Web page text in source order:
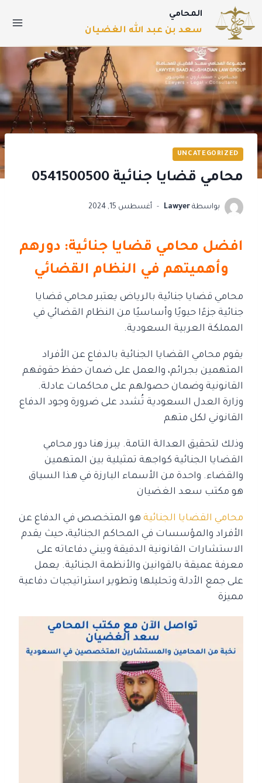
المحامي
سعد بن عبد الله الغضيان
UNCATEGORIZED
محامي قضايا جنائية 0541500500
بواسطة Lawyer أغسطس 15, 2024
افضل محامي قضايا جنائية: دورهم
وأهميتهم في النظام القضائي
محامي قضايا جنائية بالرياض يعتبر محامي قضايا
جنائية جزءًا حيويًا وأساسيًا من النظام القضائي في
المملكة العربية السعودية.
يقوم محامي القضايا الجنائية بالدفاع عن الأفراد
المتهمين بجرائم، والعمل على ضمان حفظ حقوقهم
القانونية وضمان حصولهم على محاكمات عادلة.
وزارة العدل السعودية تُشدد على ضرورة وجود الدفاع
القانوني لكل متهم
وذلك لتحقيق العدالة التامة. يبرز هنا دور محامي
القضايا الجنائية كواجهة تمثيلية بين المتهمين
والقضاء. واحدة من الأسماء البارزة في هذا السياق
هو مكتب سعد الغضيان
محامي القضايا الجنائية هو المتخصص في الدفاع عن
الأفراد والمؤسسات في المحاكم الجنائية، حيث يقدم
الاستشارات القانونية الدقيقة ويبني دفاعاته على
معرفة عميقة بالقوانين والأنظمة الجنائية. يعمل
على جمع الأدلة وتحليلها وتطوير استراتيجيات دفاعية
مميزة